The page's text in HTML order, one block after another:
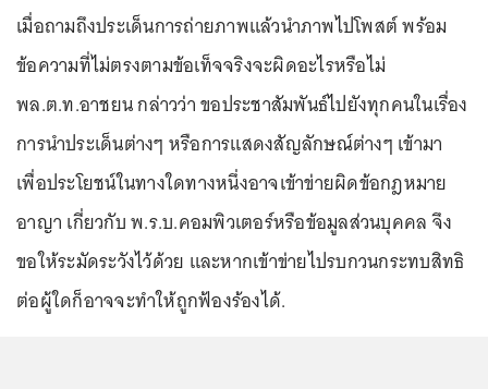
เมื่อถามถึงประเด็นการถ่ายภาพแล้วนำภาพไปโพสต์ พร้อม
ข้อความที่ไม่ตรงตามข้อเท็จจริงจะผิดอะไรหรือไม่
พล.ต.ท.อาชยน กล่าวว่า ขอประชาสัมพันธ์ไปยังทุกคนในเรื่อง
การนำประเด็นต่างๆ หรือการแสดงสัญลักษณ์ต่างๆ เข้ามา
เพื่อประโยชน์ในทางใดทางหนึ่งอาจเข้าข่ายผิดข้อกฎหมาย
อาญา เกี่ยวกับ พ.ร.บ.คอมพิวเตอร์หรือข้อมูลส่วนบุคคล จึง
ขอให้ระมัดระวังไว้ด้วย และหากเข้าข่ายไปรบกวนกระทบสิทธิ
ต่อผู้ใดก็อาจจะทำให้ถูกฟ้องร้องได้.